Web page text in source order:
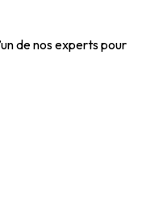
de nos experts pour